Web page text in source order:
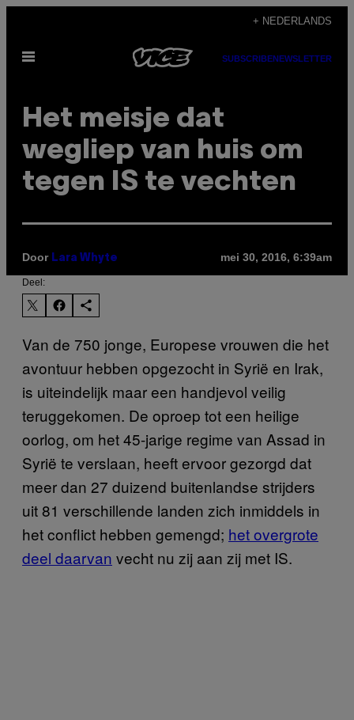
de
+ NEDERLANDS
Open
SUBSCRIBENEWSLETTER
Het meisje dat
wegliep van huis om
tegen IS te vechten
Door Lara Whyte mei 30, 2016, 6:39am
Deel:
Van de 750 jonge, Europese vrouwen die het
avontuur hebben opgezocht in Syrië en Irak,
is uiteindelijk maar een handjevol veilig
teruggekomen. De oproep tot een heilige
oorlog, om het 45-jarige regime van Assad in
Syrië te verslaan, heeft ervoor gezorgd dat
meer dan 27 duizend buitenlandse strijders
uit 81 verschillende landen zich inmiddels in
het conflict hebben gemengd; het overgrote
deel daarvan vecht nu zij aan zij met IS.